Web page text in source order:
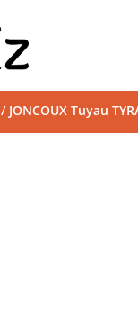
/ JONCOUX Tuyau